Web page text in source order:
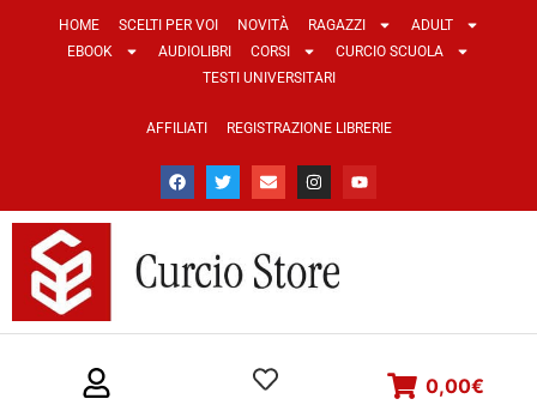
HOME SCELTI PER VOI NOVITÀ RAGAZZI
ADULT
EBOOK
AUDIOLIBRI CORSI
CURCIO SCUOLA
TESTI UNIVERSITARI
AFFILIATI REGISTRAZIONE LIBRERIE
0,00€